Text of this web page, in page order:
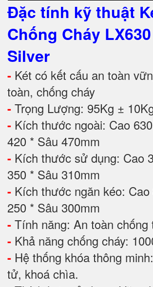
Đặc tính kỹ thuật
Chống Cháy LX630
Silver
- Két có kết cấu an toàn
toàn, chống cháy
- Trọng Lượng: 95Kg ±
- Kích thước ngoài: Cao
420 * Sâu 470mm
- Kích thước sử dụng: Cao
350 * Sâu 310mm
- Kích thước ngăn kéo:
250 * Sâu 300mm
- Tính năng: An toàn chống
- Khả năng chống cháy:
- Hệ thống khóa thông
tử, khoá chìa.